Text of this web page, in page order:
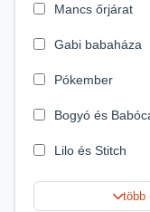
Mancs őrjárat
Gabi babaháza
Pókember
Bogyó és
Lilo és Stitch
Harry Potter